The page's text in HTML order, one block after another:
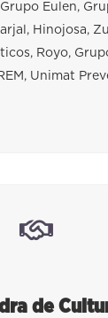
Eulen,
Hinojosa,
Royo,
Unimat
de